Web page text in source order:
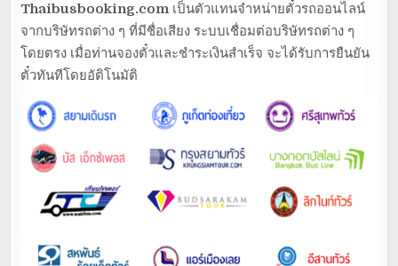
Thaibusbooking.com เป็นตัวแทนจำหน่ายตั๋วรถออนไลน์
จากบริษัทรถต่าง ๆ ที่มีชื่อเสียง ระบบเชื่อมต่อบริษัทรถต่าง ๆ
โดยตรง เมื่อท่านจองตั๋วและชำระเงินสำเร็จ จะได้รับการยืนยัน
ตั๋วทันทีโดยอัติโนมัติ